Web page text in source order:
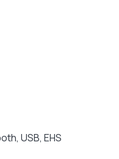
USB, EHS